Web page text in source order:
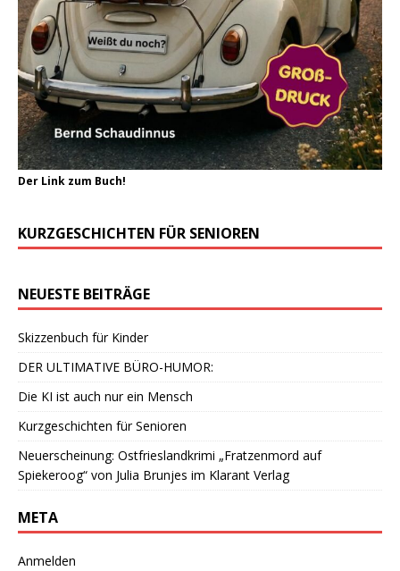
Der Link zum Buch!
KURZGESCHICHTEN FÜR SENIOREN
NEUESTE BEITRÄGE
Skizzenbuch für Kinder
DER ULTIMATIVE BÜRO-HUMOR:
Die KI ist auch nur ein Mensch
Kurzgeschichten für Senioren
Neuerscheinung: Ostfrieslandkrimi „Fratzenmord auf
Spiekeroog“ von Julia Brunjes im Klarant Verlag
META
Anmelden